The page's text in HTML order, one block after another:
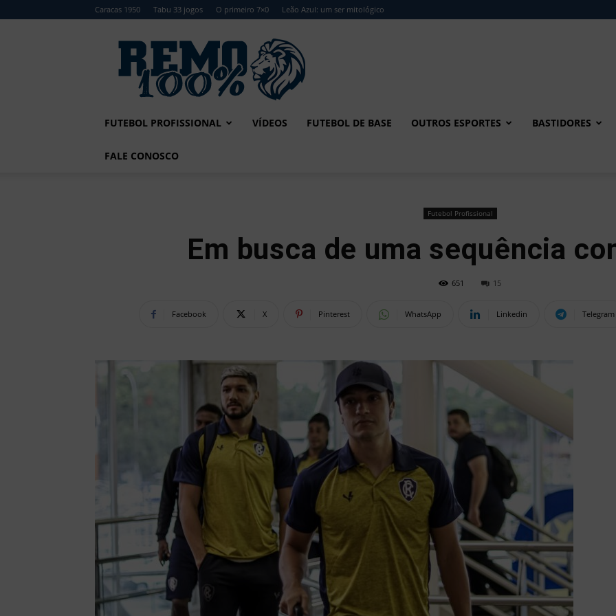
Caracas 1950 Tabu 33 jogos O primeiro 7×0 Leão Azul: um ser mitológico
Remo
FUTEBOL PROFISSIONAL VÍDEOS FUTEBOL DE BASE OUTROS ESPORTES BASTIDORES
FALE CONOSCO
Futebol Profissional
Em busca de uma sequência
651 15
Facebook X Pinterest WhatsApp Linkedin Telegram